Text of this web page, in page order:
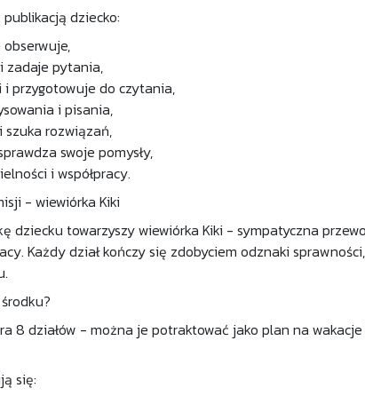
dziecko:
zadaje pytania,
i przygotowuje do czytania,
i pisania,
szuka rozwiązań,
swoje pomysły,
i współpracy.
- wiewiórka Kiki
dziecku towarzyszy wiewiórka Kiki - sympatyczna
Każdy dział kończy się zdobyciem odznaki
8 działów - można je potraktować jako plan na
się: